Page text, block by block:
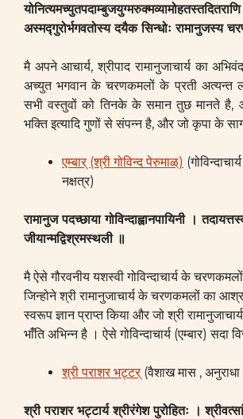
अस्मद्गुरोर्भगवतोस्य दयैक सिन्धोः रामानुजस्य
मै अपने आचार्य, श्रीपाद रामानुजाचार्य का
अच्युत भगवान के चरणकमलों के प्रती अत्यन्त
सभी वस्तुवों को तिनके के समान तुछ मानते है,
भक्ति इत्यादि गुणों से संपन्न है, और जो कृपा के
एम्बार् (श्री गोविन्द पेरुमाळ्)
नक्षत्र)
रामानुज पदच्छाया गोविन्दाह्वानपायिनी ।
जीयान्मद्विश्रमस्थली ॥
मै ऐसे गौरवनीय यशस्वी गोविन्दाचार्य के
जिन्होने श्री रामानुजाचार्य के चरणकमलों का
स्वरूप ज्ञान प्राप्त किया और जो श्री
भाँंति अभिन्न है । ऐसे गोविन्दाचार्य (एम्बार) सदा
श्री पराशर भट्टर्(वैशाख मास , अनुराधा
श्री पराशर भट्टार्य श्रीरंगेश पुरोहितः ।